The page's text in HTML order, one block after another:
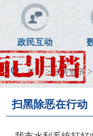
政民互动
首页 >政务资讯
扫黑除恶在行动